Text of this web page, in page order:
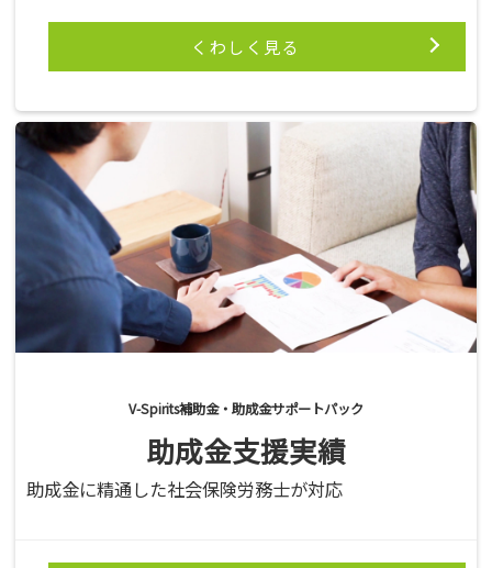
くわしく見る
V-Spirits補助金・助成金サポートパック
助成金支援実績
助成金に精通した社会保険労務士が対応